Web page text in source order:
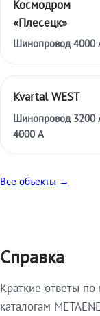
Космодром
«Плесецк»
Шинопровод 4000
Kvartal WEST
Шинопровод 3200
4000 А
Все объекты →
Справка
Краткие ответы
каталогам